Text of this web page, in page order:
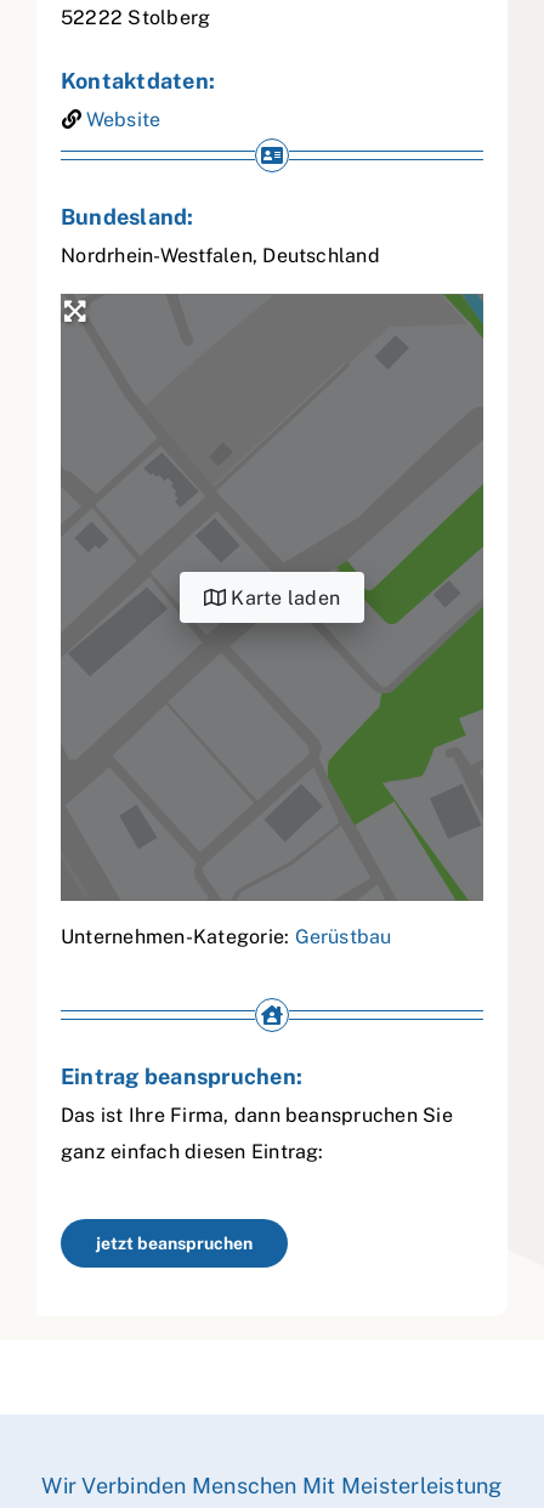
52222 Stolberg
Kontaktdaten:
Website
Bundesland:
Nordrhein-Westfalen, Deutschland
Karte laden
Unternehmen-Kategorie: Gerüstbau
Eintrag beanspruchen:
Das ist Ihre Firma, dann beanspruchen Sie
ganz einfach diesen Eintrag:
jetzt beanspruchen
Wir Verbinden Menschen Mit Meisterleistung